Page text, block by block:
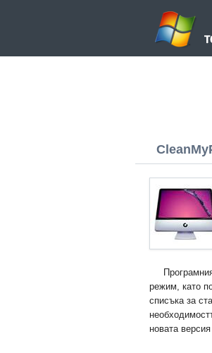
режим, като
списъка за
новата